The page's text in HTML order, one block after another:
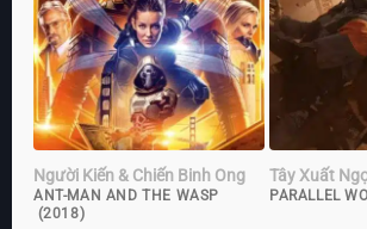
Người Kiến & Chiến Binh Ong
ANT-MAN AND THE WASP
(2018)
Tây Xuất
PARALLEL